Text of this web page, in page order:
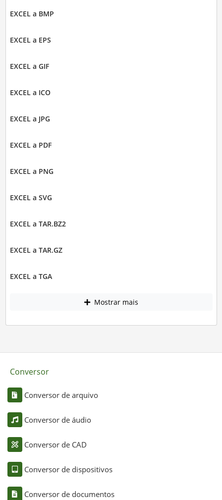
EXCEL a BMP
EXCEL a EPS
EXCEL a GIF
EXCEL a ICO
EXCEL a JPG
EXCEL a PDF
EXCEL a PNG
EXCEL a SVG
EXCEL a TAR.BZ2
EXCEL a TAR.GZ
EXCEL a TGA
Mostrar mais
Conversor
Conversor de arquivo
Conversor de áudio
Conversor de CAD
Conversor de dispositivos
Conversor de documentos